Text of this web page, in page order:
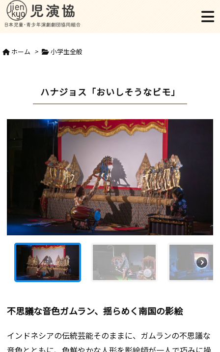
ホーム > 小学生全般
ハナジョス「おいしそうなビモ」
不思議な音色ガムラン、揺らめく南国の影絵
インドネシアの伝統芸能そのままに、ガムランの不思議な